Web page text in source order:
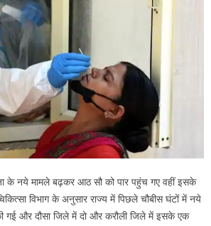
के नये मामले बढ़कर आठ सौ को पार पहुंच गए वहीं इसके
विभाग के अनुसार राज्य में पिछले चौबीस घंटों में नये
गई और दौसा जिले में दो और करौली जिले में इसके एक